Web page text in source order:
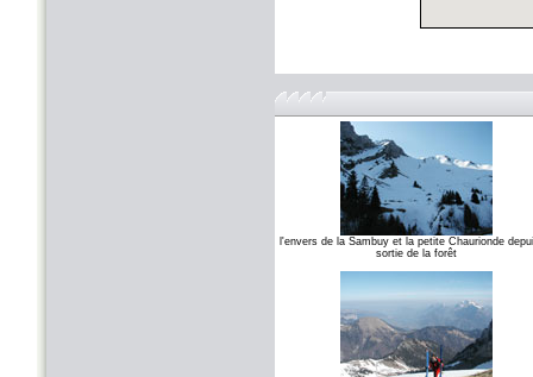
l'envers de la Sambuy et la petite Chaurionde
sortie de la forêt